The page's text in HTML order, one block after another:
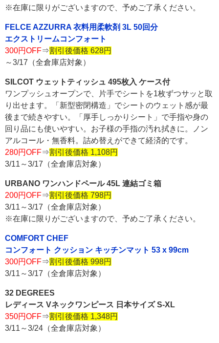
※在庫に限りがございますので、予めご了承ください。
FELCE AZZURRA 衣料用柔軟剤 3L 50回分
エクストリームコンフォート
300円OFF⇒割引後価格 628円
～3/17（全倉庫店対象）
SILCOT ウェットティッシュ 495枚入 ケース付
ワンプッシュオープンで、片手でシートを1枚ずつサッと取
り出せます。「新型密閉構造」でシートのウェット感が最
後まで続きやすい。「厚手しっかりシート」で手指や身の
回り品にも使いやすい。お子様の手指の汚れ拭きに。ノン
アルコール・無香料。詰め替えができて経済的です。
280円OFF⇒割引後価格 1,108円
3/11～3/17（全倉庫店対象）
URBANO ワンハンドペール 45L 連結ゴミ箱
200円OFF⇒割引後価格 798円
3/11～3/17（全倉庫店対象）
※在庫に限りがございますので、予めご了承ください。
COMFORT CHEF
コンフォート クッション キッチンマット 53 x 99cm
300円OFF⇒割引後価格 998円
3/11～3/17（全倉庫店対象）
32 DEGREES
レディース Vネックワンピース 日本サイズ S-XL
350円OFF⇒割引後価格 1,348円
3/11～3/24（全倉庫店対象）